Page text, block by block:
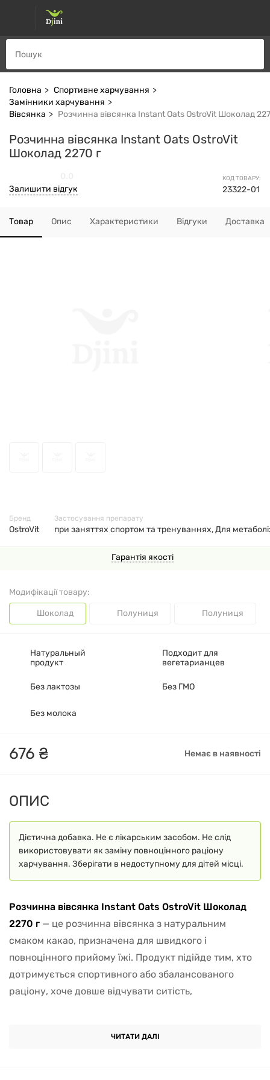
Головна
Спортивне харчування
Замінники харчування
Вівсянка
Розчинна вівсянка Instant Oats OstroVit Шоколад
Розчинна вівсянка Instant Oats OstroVit
Шоколад 2270 г
КОД ТОВАРУ:
23322-01
Залишити відгук
Товар Опис Характеристики Відгуки Доставка
Гарантія якості
Модифікації товару:
Шоколад Полуниця Полуниця
676 ₴ Немає в наявності
Натуральный
продукт
Подходит для
вегетарианцев
Без лактозы Без ГМО
Без молока
Бренд
OstroVit
Застосування препарату
при заняттях спортом та тренуваннях, Для
ОПИС
Дієтична добавка. Не є лікарським засобом. Не слід
використовувати як заміну повноцінного раціону
харчування. Зберігати в недоступному для дітей місці.
Розчинна вівсянка Instant Oats OstroVit Шоколад
2270 г — це розчинна вівсянка з натуральним
смаком какао, призначена для швидкого і
повноцінного прийому їжі. Продукт підійде тим, хто
дотримується спортивного або збалансованого
раціону, хоче довше відчувати ситість,
особливо зручний вранці, до або після тренування, а
ЧИТАТИ ДАЛІ